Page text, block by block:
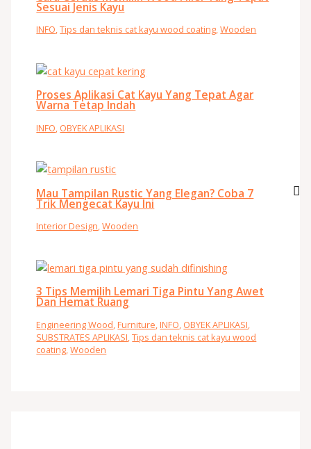
Sesuai Jenis Kayu
INFO,Tips dan teknis cat kayu wood coating,Wooden
Proses Aplikasi Cat Kayu Yang Tepat Agar
Warna Tetap Indah
INFO, OBYEK APLIKASI
Mau Tampilan Rustic Yang Elegan? Coba 7
Trik Mengecat Kayu Ini
Interior Design,Wooden
3 Tips Memilih Lemari Tiga Pintu Yang Awet
Dan Hemat Ruang
Engineering Wood,Furniture,INFO, OBYEK APLIKASI,
SUBSTRATES APLIKASI,Tips dan teknis cat kayu wood
coating,Wooden